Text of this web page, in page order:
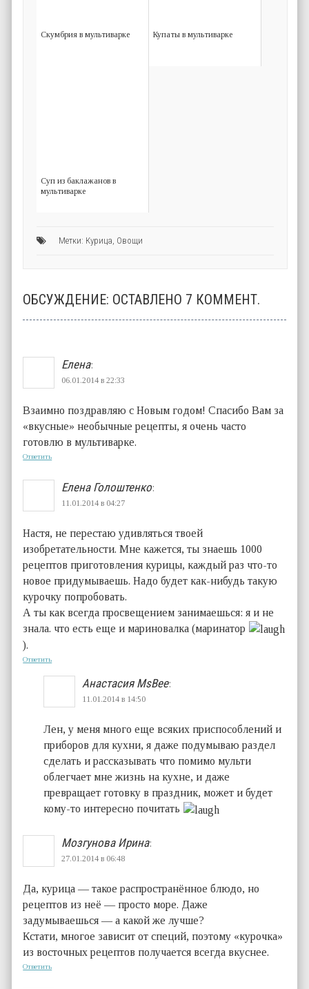
Скумбрия в мультиварке Купаты в мультиварке
Суп из баклажанов в
мультиварке
Метки: Курица Овощи
ОБСУЖДЕНИЕ: ОСТАВЛЕНО 7 КОММЕНТ.
Елена:
06.01.2014 в 22:33
Взаимно поздравляю с Новым годом! Спасибо Вам за
«вкусные» необычные рецепты, я очень часто
готовлю в мультиварке.
Ответить
Елена Голоштенко:
11.01.2014 в 04:27
Настя, не перестаю удивляться твоей
изобретательности. Мне кажется, ты знаешь 1000
рецептов приготовления курицы, каждый раз что-то
новое придумываешь. Надо будет как-нибудь такую
курочку попробовать.
А ты как всегда просвещением занимаешься: я и не
знала. что есть еще и мариновалка (маринатор
).
Ответить
Анастасия MsBee:
11.01.2014 в 14:50
Лен, у меня много еще всяких приспособлений и
приборов для кухни, я даже подумываю раздел
сделать и рассказывать что помимо мульти
облегчает мне жизнь на кухне, и даже
превращает готовку в праздник, может и будет
кому-то интересно почитать
Мозгунова Ирина:
27.01.2014 в 06:48
Да, курица — такое распространённое блюдо, но
рецептов из неё — просто море. Даже
задумываешься — а какой же лучше?
Кстати, многое зависит от специй, поэтому «курочка»
из восточных рецептов получается всегда вкуснее.
Ответить